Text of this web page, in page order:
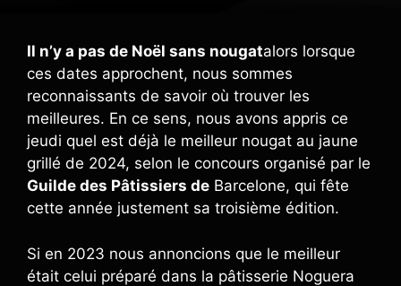
Il n’y a pas de Noël sans nougatalors lorsque
ces dates approchent, nous sommes
reconnaissants de savoir où trouver les
meilleures. En ce sens, nous avons appris ce
jeudi quel est déjà le meilleur nougat au jaune
grillé de 2024, selon le concours organisé par le
Guilde des Pâtissiers de Barcelone, qui fête
cette année justement sa troisième édition.
Si en 2023 nous annoncions que le meilleur
était celui préparé dans la pâtisserie Noguera